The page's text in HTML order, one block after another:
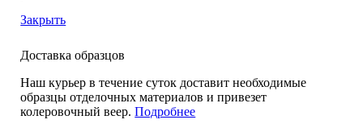
Закрыть
Доставка образцов
Наш курьер в течение суток доставит необходимые
образцы отделочных материалов и привезет
колеровочный веер.Подробнее